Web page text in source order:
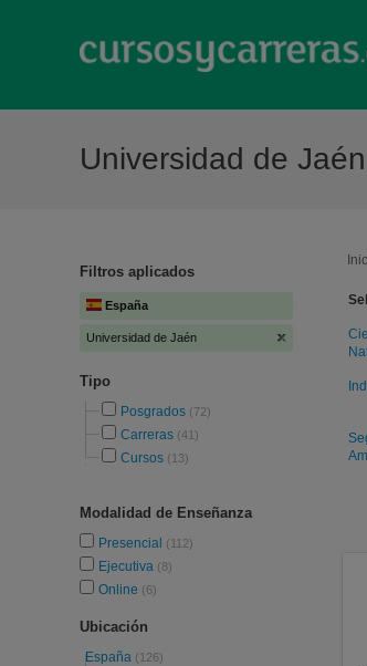
Universidad de
Filtros aplicados
España
Universidad de Jaén
Tipo
Posgrados (72)
Carreras (41)
Cursos (13)
Modalidad de Enseñanza
Presencial (112)
Ejecutiva (8)
Online (6)
Ubicación
España (126)